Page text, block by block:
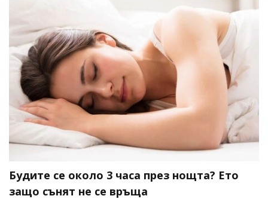
Будите се около 3 часа през нощта? Ето
защо сънят не се връща